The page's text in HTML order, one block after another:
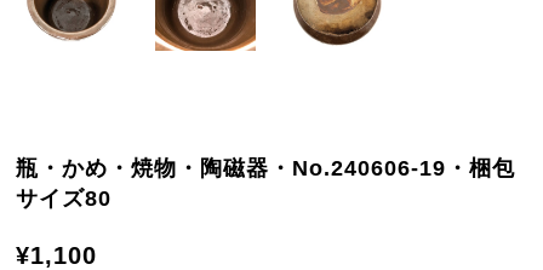
瓶・かめ・焼物・陶磁器・No.240606-19・梱包
サイズ80
¥1,100